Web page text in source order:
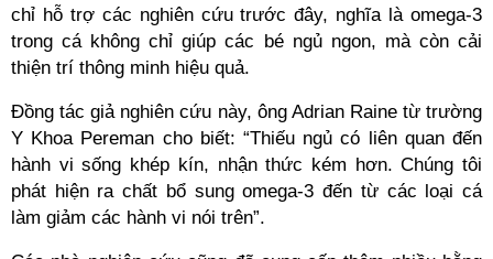
chỉ hỗ trợ các nghiên cứu trước đây, nghĩa là omega-3
trong cá không chỉ giúp các bé ngủ ngon, mà còn cải
thiện trí thông minh hiệu quả.
Đồng tác giả nghiên cứu này, ông Adrian Raine từ trường
Y Khoa Pereman cho biết: “Thiếu ngủ có liên quan đến
hành vi sống khép kín, nhận thức kém hơn. Chúng tôi
phát hiện ra chất bổ sung omega-3 đến từ các loại cá
làm giảm các hành vi nói trên”.